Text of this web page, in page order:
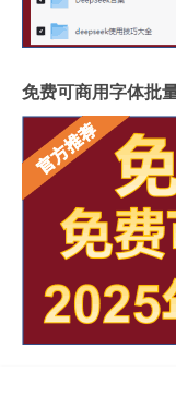
免费可商用字体批